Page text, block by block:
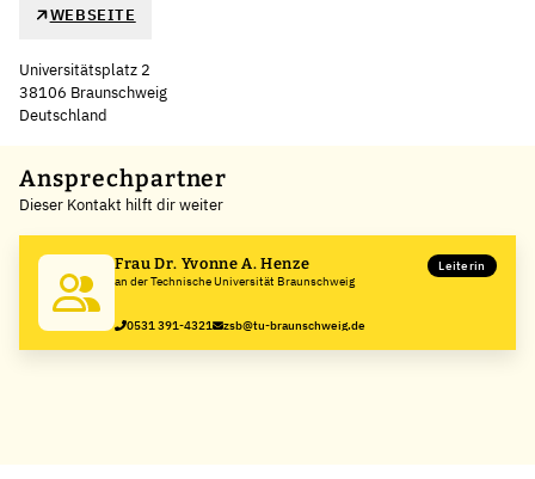
WEBSEITE
Universitätsplatz 2
38106 Braunschweig
Deutschland
+
−
Ansprechpartner
Dieser Kontakt hilft dir weiter
Frau Dr. Yvonne A. Henze
an der Technische Universität Braunschweig
Leiterin
0531 391-4321 zsb@tu-braunschweig.de